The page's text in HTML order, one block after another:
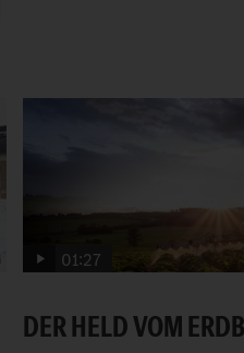
01:27
DER HELD VOM